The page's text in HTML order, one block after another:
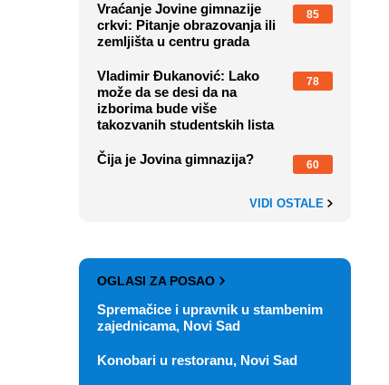
Vraćanje Jovine gimnazije
crkvi: Pitanje obrazovanja ili
zemljišta u centru grada
85
Vladimir Đukanović: Lako
može da se desi da na
izborima bude više
takozvanih studentskih lista
78
Čija je Jovina gimnazija? 60
VIDI OSTALE
OGLASI ZA POSAO
Spremačice i upravnik u stambenim
zajednicama, Novi Sad
Konobari u restoranu, Novi Sad